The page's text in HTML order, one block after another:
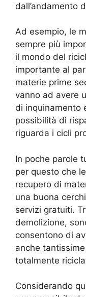
dall’andamento
Ad esempio, le
sempre più
il mondo del
importante al
materie prime
vanno ad avere
di inquinamento
possibilità di
riguarda i cicli
In poche parole
per questo che
recupero di
una buona
servizi gratuiti.
demolizione,
consentono di
anche
totalmente
Considerando